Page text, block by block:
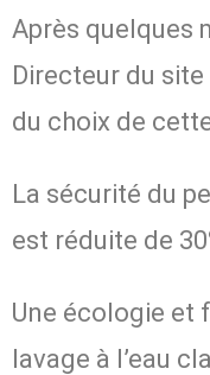
Après quelques
Directeur du
du choix de
La sécurité du
est réduite de
Une écologie et
lavage à l’eau